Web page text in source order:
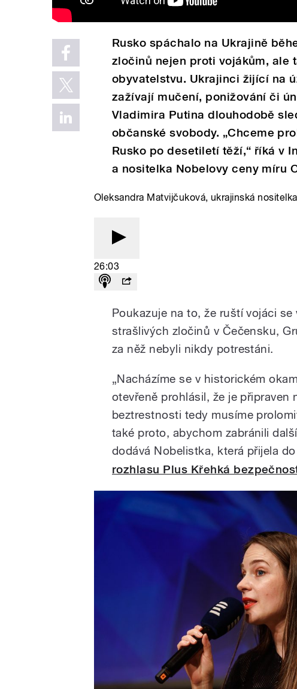
Rusko spáchalo na Ukrajině
zločinů nejen proti vojákům, ale
obyvatelstvu. Ukrajinci žijící na
zažívají mučení, ponižování či
Vladimira Putina dlouhodobě
občanské svobody. „Chceme
Rusko po desetiletí těží,“ říká v
a nositelka Nobelovy ceny míru
Oleksandra Matvijčuková, ukrajinská
26:03
Poukazuje na to, že ruští vojáci
strašlivých zločinů v Čečensku,
za něž nebyli nikdy potrestáni.
„Nacházíme se v historickém
otevřeně prohlásil, že je připraven
beztrestnosti tedy musíme
také proto, abychom zabránili
dodává Nobelistka, která přijela
rozhlasu Plus Křehká